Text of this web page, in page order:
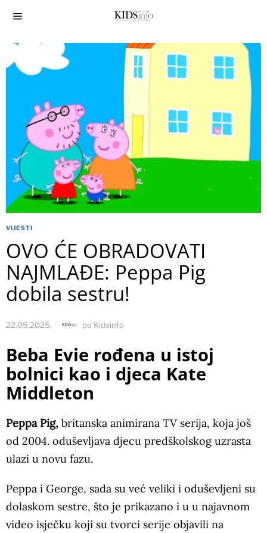
VIJESTI
OVO ĆE OBRADOVATI
NAJMLAĐE: Peppa Pig
dobila sestru!
22.05.2025. po Kidsinfo
Beba Evie rođena u istoj
bolnici kao i djeca Kate
Middleton
Peppa Pig, britanska animirana TV serija, koja još
od 2004. oduševljava djecu predškolskog uzrasta
ulazi u novu fazu.
Peppa i George, sada su već veliki i oduševljeni su
dolaskom sestre, što je prikazano i u u najavnom
video isječku koji su tvorci serije objavili na